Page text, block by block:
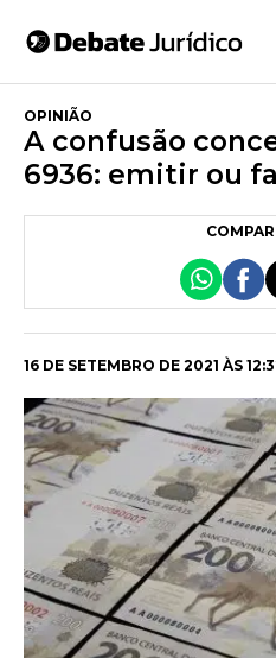
OPINIÃO
A confusão
6936: emitir ou
16 DE SETEMBRO DE 2021 ÀS